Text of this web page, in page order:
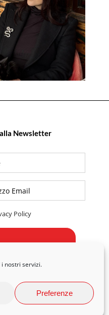
nostri servizi.
Preferenze
Newsletter
Policy